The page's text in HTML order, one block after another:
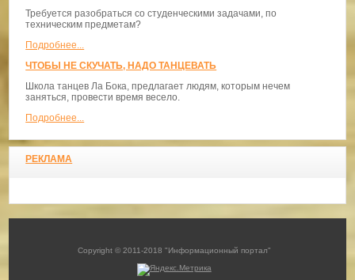
Требуется разобраться со студенческими задачами, по
техническим предметам?
Подробнее...
ЧТОБЫ НЕ СКУЧАТЬ, НАДО ТАНЦЕВАТЬ
​Школа танцев Ла Бока, предлагает людям, которым нечем
заняться, провести время весело.
Подробнее...
РЕКЛАМА
Copyright © 2011-2018 "Информационный портал"